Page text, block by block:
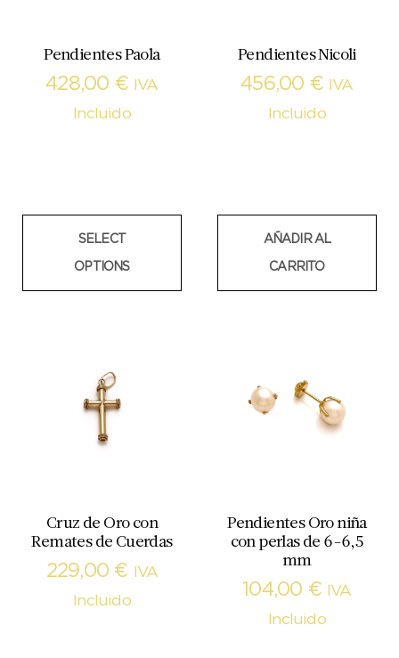
Pendientes Paola
428,00 €
IVA
Incluido
SELECT
OPTIONS
Pendientes Nicoli
456,00 €
IVA
Incluido
AÑADIR AL
CARRITO
Cruz de Oro con
Remates de Cuerdas
229,00 €
IVA
Incluido
Pendientes Oro niña
con perlas de 6-6,5
mm
104,00 €
IVA
Incluido